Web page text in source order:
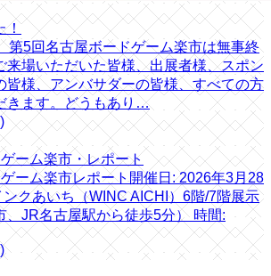
！
第5回名古屋ボードゲーム楽市は無事終
来場いただいた皆様、出展者様、スポン
皆様、アンバサダーの皆様、すべての方
きます。どうもあり…
ーム楽市・レポート
ーム楽市レポート開催日: 2026年3月28
クあいち（WINC AICHI）6階/7階展示
、JR名古屋駅から徒歩5分） 時間: